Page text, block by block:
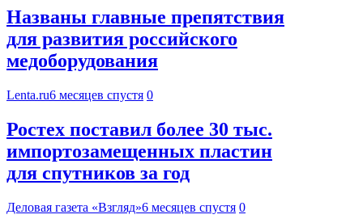
Названы главные препятствия
для развития российского
медоборудования
Lenta.ru6 месяцев спустя 0
Ростех поставил более 30 тыс.
импортозамещенных пластин
для спутников за год
Деловая газета «Взгляд»6 месяцев спустя 0